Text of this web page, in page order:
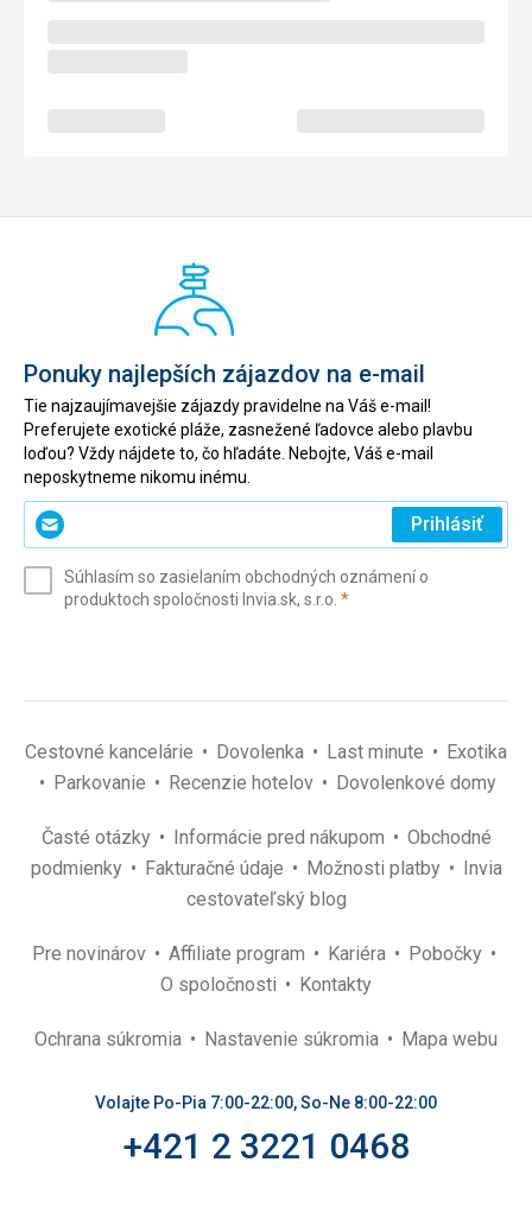
Ponuky najlepších zájazdov na e-mail
Tie najzaujímavejšie zájazdy pravidelne na Váš e-mail!
Preferujete exotické pláže, zasnežené ľadovce alebo plavbu
loďou? Vždy nájdete to, čo hľadáte. Nebojte, Váš e-mail
neposkytneme nikomu inému.
Zadajte
svoj
(povinné)
Prihlásiť
Súhlasím so zasielaním obchodných oznámení o
produktoch spoločnosti Invia.sk, s.r.o. *(povinné)
Cestovné kancelárie Dovolenka Last minute
Exotika
Parkovanie
Recenzie hotelov Dovolenkové domy
Časté otázky Informácie pred nákupom
Obchodné
podmienky
Fakturačné údaje Možnosti platby
Invia
cestovateľský blog
Pre novinárov Affiliate program Kariéra
Pobočky
O spoločnosti
Kontakty
Ochrana súkromia Nastavenie súkromia Mapa webu
Volajte Po-Pia 7:00-22:00, So-Ne 8:00-22:00
+421 2 3221 0468